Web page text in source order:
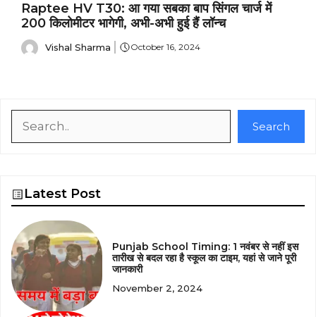
Raptee HV T30: आ गया सबका बाप सिंगल चार्ज में
200 किलोमीटर भागेगी, अभी-अभी हुई हैं लॉन्च
Vishal Sharma October 16, 2024
Search
Latest Post
Punjab School Timing: 1 नवंबर से नहीं इस
तारीख से बदल रहा है स्कूल का टाइम, यहां से जाने पूरी
जानकारी
November 2, 2024